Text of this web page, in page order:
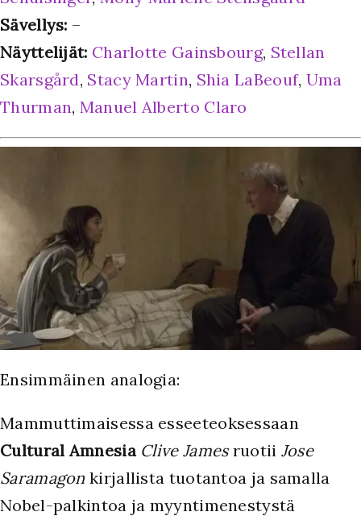
Sävellys: –
Näyttelijät: Charlotte Gainsbourg, Stellan
Skarsgård, Stacy Martin, Shia LaBeouf, Uma
Thurman, Manuel Alberto Claro
Ensimmäinen analogia:
Mammuttimaisessa esseeteoksessaan
Cultural Amnesia Clive Jamesruotii Jose
Saramagon kirjallista tuotantoa ja samalla
Nobel-palkintoa ja myyntimenestystä